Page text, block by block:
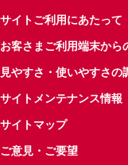
サイトご利用にあたって
お客さまご利用端末から
見やすさ・使いやすさの
サイトメンテナンス情報
サイトマップ
ご意見・ご要望